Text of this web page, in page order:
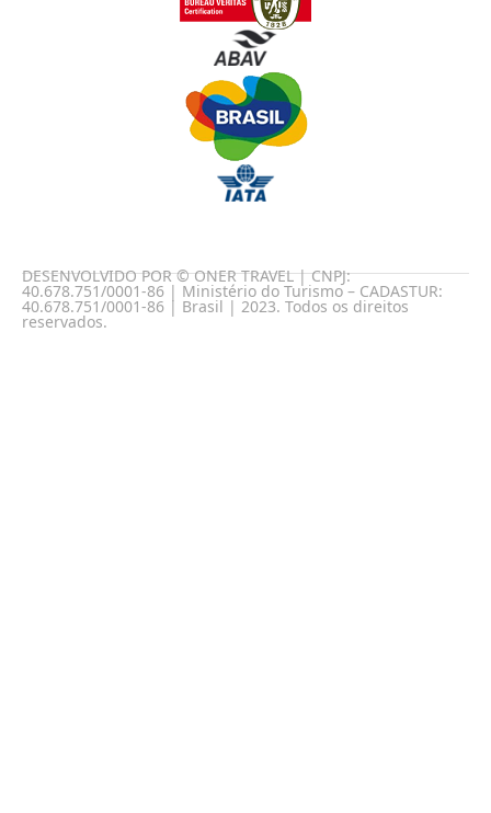
DESENVOLVIDO POR © ONER TRAVEL | CNPJ:
40.678.751/0001-86 | Ministério do Turismo – CADASTUR:
40.678.751/0001-86 | Brasil | 2023. Todos os direitos
reservados.